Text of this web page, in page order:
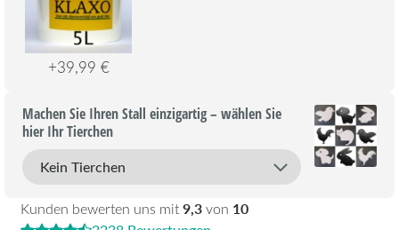
Kunden bewerten uns mit9,3von 10
+39,99 €
Machen Sie Ihren Stall einzigartig – wählen Sie
hier Ihr Tierchen